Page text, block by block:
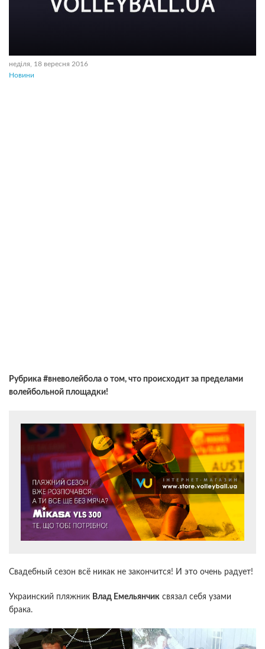
неділя, 18 вересня 2016
Новини
Рубрика #вневолейбола о том, что происходит за пределами
волейбольной площадки!
Свадебный сезон всё никак не закончится! И это очень радует!
Украинский пляжник Влад Емельянчик связал себя узами
брака.